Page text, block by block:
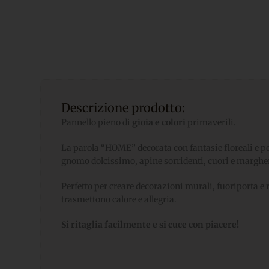
Descrizione prodotto: